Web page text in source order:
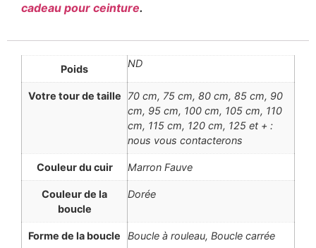
cadeau pour ceinture.
Poids ND
Votre tour de taille
70 cm, 75 cm, 80 cm, 85 cm, 90
cm, 95 cm, 100 cm, 105 cm, 110
cm, 115 cm, 120 cm, 125 et + :
nous vous contacterons
Couleur du cuir Marron Fauve
Couleur de la
boucle
Dorée
Forme de la boucle Boucle à rouleau, Boucle carrée